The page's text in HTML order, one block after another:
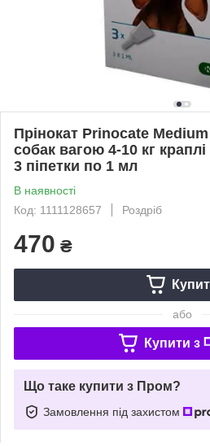
Прінокат Prinocate
собак вагою 4-10 кг краплі
3 піпетки по 1 мл
В наявності
Код: 1111128657
Роздріб
470 ₴
або
Купити з
Що таке купити з Пром?
Замовлення під захистом